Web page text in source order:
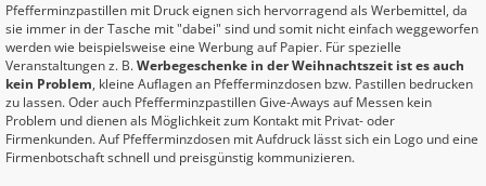
Pfefferminzpastillen mit Druck eignen sich hervorragend als Werbemittel, da
sie immer in der Tasche mit "dabei" sind und somit nicht einfach weggeworfen
werden wie beispielsweise eine Werbung auf Papier. Für spezielle
Veranstaltungen z. B.Werbegeschenke in der Weihnachtszeit ist es auch
kein Problem, kleine Auflagen an Pfefferminzdosen bzw. Pastillen bedrucken
zu lassen. Oder auch Pfefferminzpastillen Give-Aways auf Messen kein
Problem und dienen als Möglichkeit zum Kontakt mit Privat- oder
Firmenkunden. Auf Pfefferminzdosen mit Aufdruck lässt sich ein Logo und eine
Firmenbotschaft schnell und preisgünstig kommunizieren.